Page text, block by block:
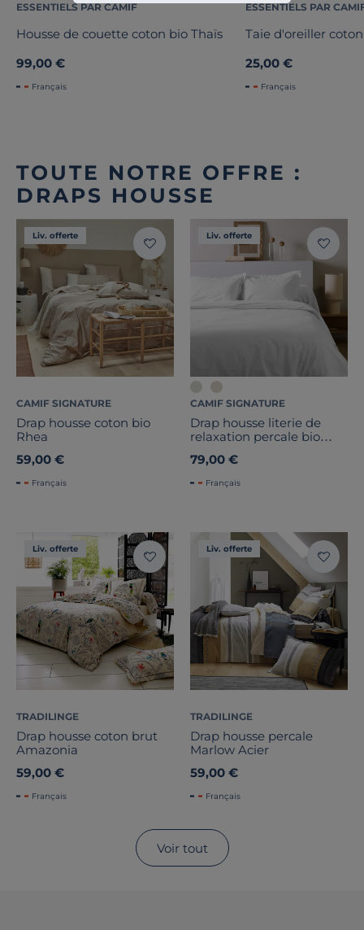
ESSENTIELS PAR CAMIF
Housse de couette coton bio Thaïs
99,00 €
Français
ESSENTIELS PAR
Taie d'oreiller
25,00 €
Français
TOUTE NOTRE OFFRE :
DRAPS HOUSSE
Liv. offerte
CAMIF SIGNATURE
Drap housse coton bio
Rhea
59,00 €
Français
Liv. offerte
CAMIF SIGNATURE
Drap housse literie de
relaxation percale bio
79,00 €
Français
Liv. offerte
TRADILINGE
Drap housse coton brut
Amazonia
59,00 €
Français
Liv. offerte
TRADILINGE
Drap housse percale
Marlow Acier
59,00 €
Français
Voir tout